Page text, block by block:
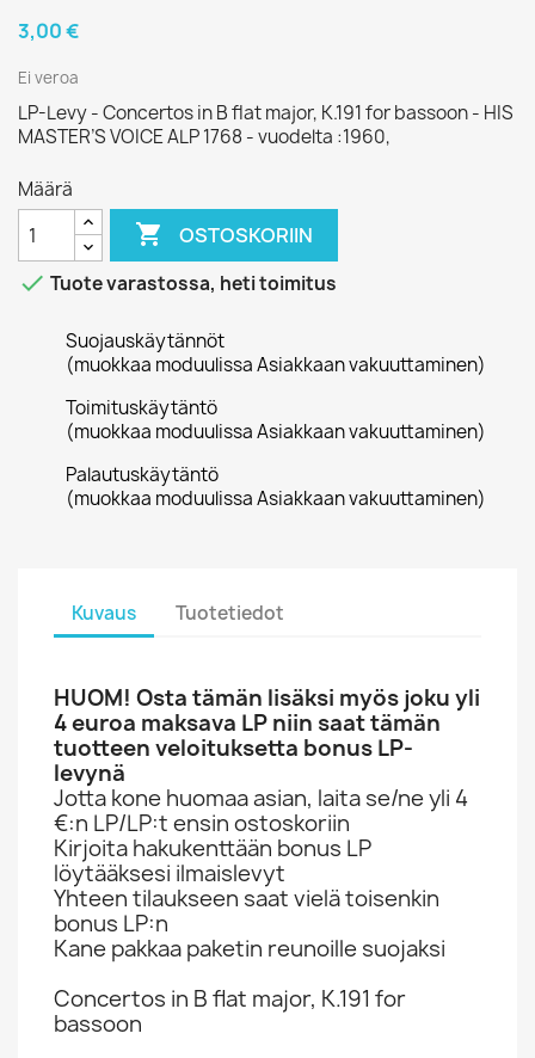
3,00 €
Ei veroa
LP-Levy - Concertos in B flat major, K.191 for bassoon - HIS
MASTER’S VOICE ALP 1768 - vuodelta :1960,
Määrä
 OSTOSKORIIN
 Tuote varastossa, heti toimitus
Suojauskäytännöt
(muokkaa moduulissa Asiakkaan vakuuttaminen)
Toimituskäytäntö
(muokkaa moduulissa Asiakkaan vakuuttaminen)
Palautuskäytäntö
(muokkaa moduulissa Asiakkaan vakuuttaminen)
Kuvaus Tuotetiedot
HUOM! Osta tämän lisäksi myös joku yli
4 euroa maksava LP niin saat tämän
tuotteen veloituksetta bonus LP-
levynä
Jotta kone huomaa asian, laita se/ne yli 4
€:n LP/LP:t ensin ostoskoriin
Kirjoita hakukenttään bonus LP
löytääksesi ilmaislevyt
Yhteen tilaukseen saat vielä toisenkin
bonus LP:n
Kane pakkaa paketin reunoille suojaksi
Concertos in B flat major, K.191 for
bassoon